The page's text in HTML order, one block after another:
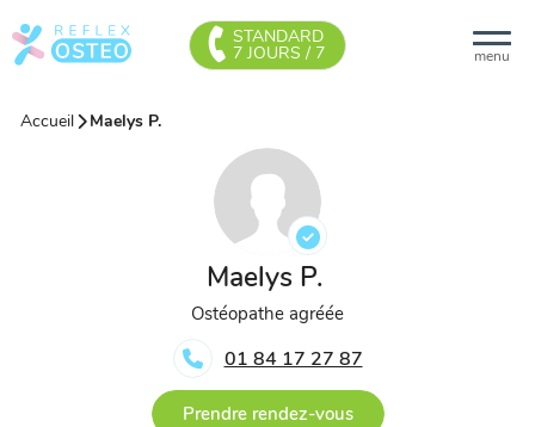
menu
STANDARD
7 JOURS / 7
Accueil Maelys P.
Maelys P.
Ostéopathe agréée
01 84 17 27 87
Prendre rendez-vous